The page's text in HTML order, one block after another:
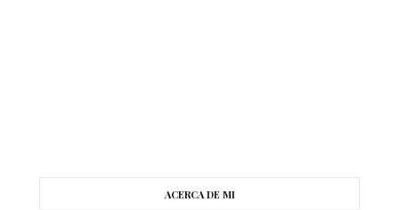
ACERCA DE MI